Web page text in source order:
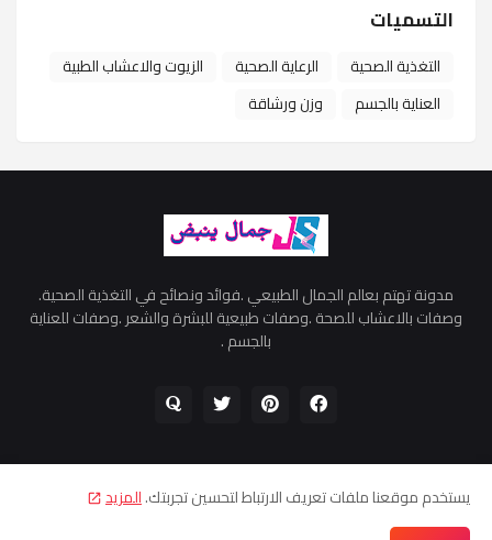
التسميات
التغذية الصحية الرعاية الصحية
الزيوت والاعشاب الطبية
العناية بالجسم
وزن ورشاقة
مدونة تهتم بعالم الجمال الطبيعي .فوائد ونصائح في التغذية الصحية.
وصفات بالاعشاب للصحة .وصفات طبيعية للبشرة والشعر .وصفات للعناية
بالجسم .
اتفاقية الاستخدام سياسية الخصوصية اتصل بنا من نحن يستخدم موقعنا ملفات تعريف الارتباط لتحسين تجربتك.المزيد